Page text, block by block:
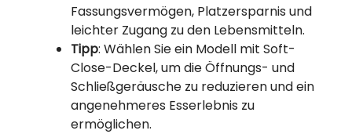
Fassungsvermögen, Platzersparnis und
leichter Zugang zu den Lebensmitteln.
Tipp: Wählen Sie ein Modell mit Soft-
Close-Deckel, um die Öffnungs- und
Schließgeräusche zu reduzieren und ein
angenehmeres Esserlebnis zu
ermöglichen.